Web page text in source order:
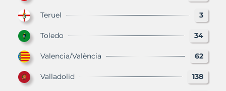
Teruel 3
Toledo 34
Valencia/València 62
Valladolid 138